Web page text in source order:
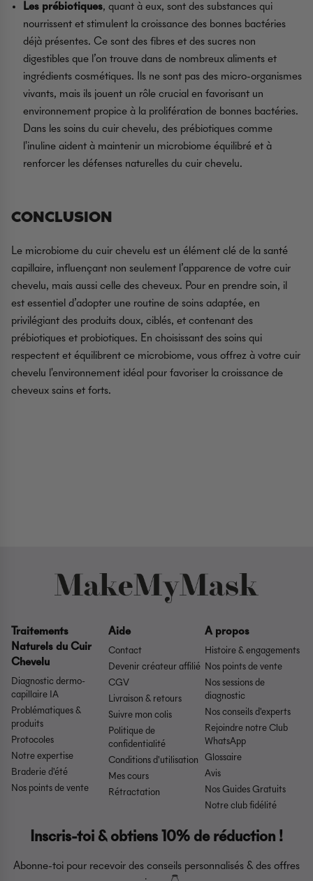
Les prébiotiques, quant à eux, sont des substances qui
nourrissent et stimulent la croissance des bonnes bactéries
déjà présentes. Ce sont des fibres et des sucres non
digestibles que l’on trouve dans de nombreux aliments et
ingrédients cosmétiques. Ils ne sont pas des micro-organismes
vivants, mais ils jouent un rôle crucial en favorisant un
environnement propice à la prolifération de bonnes bactéries.
Dans les soins du cuir chevelu, des prébiotiques comme
l'inuline aident à maintenir un microbiome équilibré et à
renforcer les défenses naturelles du cuir chevelu.
CONCLUSION
Le microbiome du cuir chevelu est un élément clé de la santé
capillaire, influençant non seulement l’apparence de votre cuir
chevelu, mais aussi celle des cheveux. Pour en prendre soin, il
est essentiel d’adopter une routine de soins adaptée, en
privilégiant des produits doux, ciblés, et contenant des
prébiotiques et probiotiques. En choisissant des soins qui
respectent et équilibrent ce microbiome, vous offrez à votre cuir
chevelu l'environnement idéal pour favoriser la croissance de
cheveux sains et forts.
Traitements
Naturels du Cuir
Chevelu
Diagnostic dermo-
capillaire IA
Problématiques &
produits
Protocoles
Notre expertise
Braderie d'été
Nos points de vente
Aide
Contact
Devenir créateur affilié
CGV
Livraison & retours
Suivre mon colis
Politique de
confidentialité
Conditions d'utilisation
Mes cours
Rétractation
A propos
Histoire & engagements
Nos points de vente
Nos sessions de
diagnostic
Nos conseils d'experts
Rejoindre notre Club
WhatsApp
Glossaire
Avis
Nos Guides Gratuits
Notre club fidélité
Inscris-toi & obtiens 10% de réduction !
Abonne-toi pour recevoir des conseils personnalisés & des offres